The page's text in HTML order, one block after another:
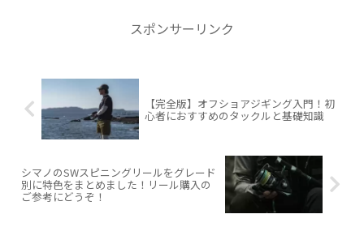
スポンサーリンク
【完全版】オフショアジギング入門！初
心者におすすめのタックルと基礎知識
シマノのSWスピニングリールをグレード
別に特色をまとめました！リール購入の
ご参考にどうぞ！